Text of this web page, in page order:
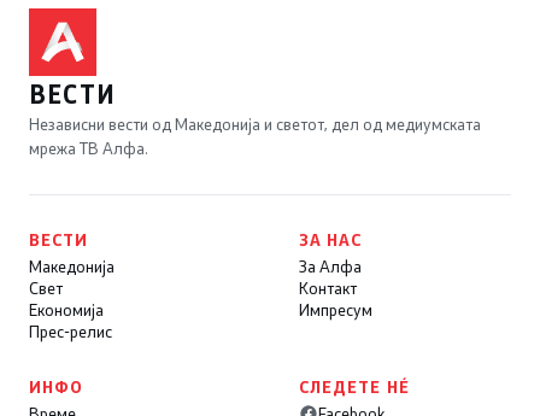
ВЕСТИ
Независни вести од Македонија и светот, дел од медиумската
мрежа ТВ Алфа.
ВЕСТИ
Македонија
Свет
Економија
Прес-релис
ЗА НАС
За Алфа
Контакт
Импресум
ИНФО
СЛЕДЕТЕ НÉ